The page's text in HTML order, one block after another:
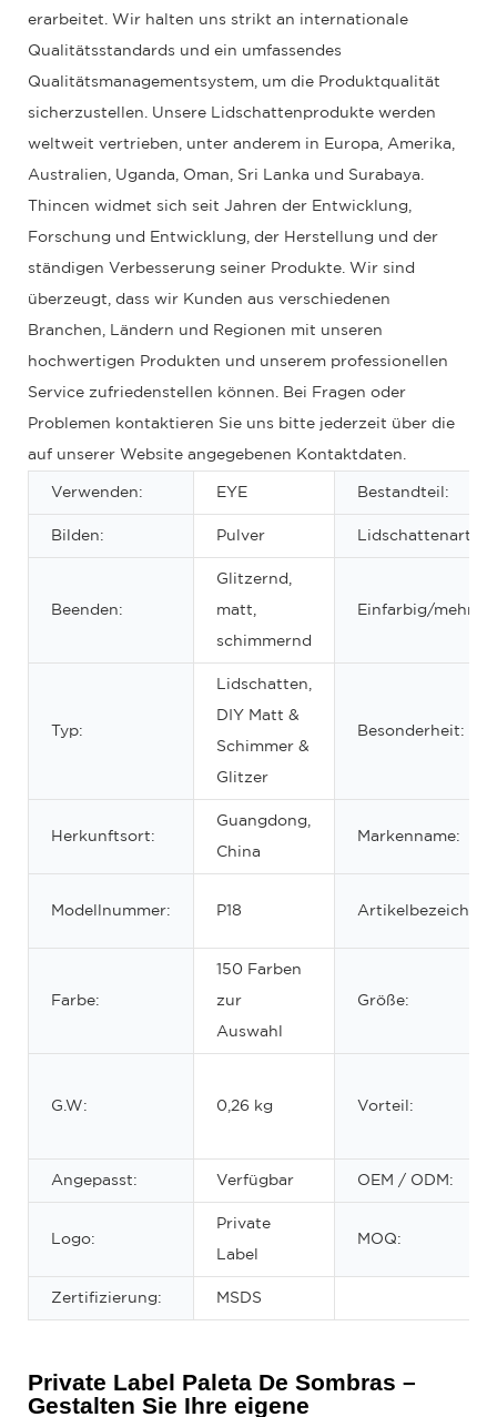
erarbeitet. Wir halten uns strikt an internationale
Qualitätsstandards und ein umfassendes
Qualitätsmanagementsystem, um die Produktqualität
sicherzustellen. Unsere Lidschattenprodukte werden
weltweit vertrieben, unter anderem in Europa, Amerika,
Australien, Uganda, Oman, Sri Lanka und Surabaya.
Thincen widmet sich seit Jahren der Entwicklung,
Forschung und Entwicklung, der Herstellung und der
ständigen Verbesserung seiner Produkte. Wir sind
überzeugt, dass wir Kunden aus verschiedenen
Branchen, Ländern und Regionen mit unseren
hochwertigen Produkten und unserem professionellen
Service zufriedenstellen können. Bei Fragen oder
Problemen kontaktieren Sie uns bitte jederzeit über die
auf unserer Website angegebenen Kontaktdaten.
Verwenden: EYE Bestandteil:
Bilden: Pulver Lidschattenart:
Beenden:
Glitzernd,
matt,
schimmernd
Einfarbig/
Typ:
Lidschatten,
DIY Matt &
Schimmer &
Glitzer
Besonderheit:
Herkunftsort:
Guangdong,
China
Markenname:
Modellnummer: P18
Farbe:
150 Farben
zur
Auswahl
Größe:
G.W: 0,26 kg Vorteil:
Angepasst: Verfügbar OEM / ODM:
Logo:
Private
Label
MOQ:
Zertifizierung: MSDS
Private Label Paleta De Sombras –
Gestalten Sie Ihre eigene